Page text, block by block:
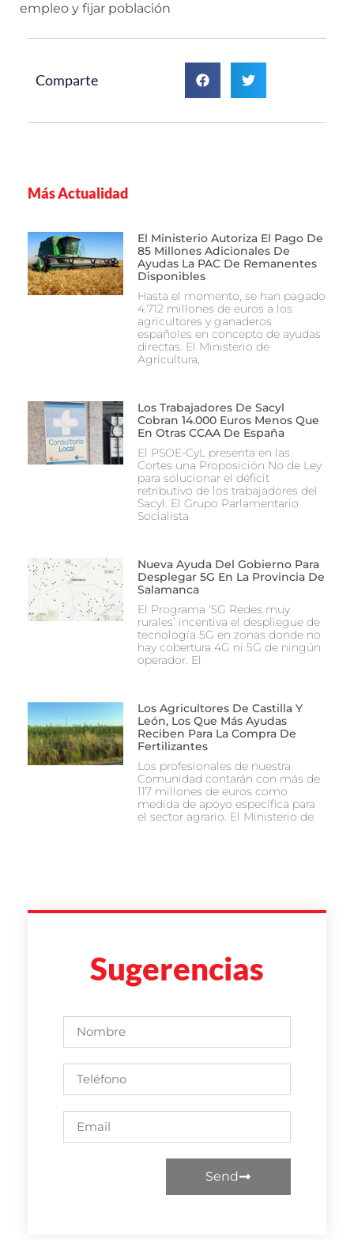
empleo y fijar población
Comparte
Más Actualidad
El Ministerio Autoriza El Pago De
85 Millones Adicionales De
Ayudas La PAC De Remanentes
Disponibles
Hasta el momento, se han pagado
4.712 millones de euros a los
agricultores y ganaderos
españoles en concepto de ayudas
directas. El Ministerio de
Agricultura,
Los Trabajadores De Sacyl
Cobran 14.000 Euros Menos Que
En Otras CCAA De España
El PSOE-CyL presenta en las
Cortes una Proposición No de Ley
para solucionar el déficit
retributivo de los trabajadores del
Sacyl. El Grupo Parlamentario
Socialista
Nueva Ayuda Del Gobierno Para
Desplegar 5G En La Provincia De
Salamanca
El Programa ‘5G Redes muy
rurales’ incentiva el despliegue de
tecnología 5G en zonas donde no
hay cobertura 4G ni 5G de ningún
operador. El
Los Agricultores De Castilla Y
León, Los Que Más Ayudas
Reciben Para La Compra De
Fertilizantes
Los profesionales de nuestra
Comunidad contarán con más de
117 millones de euros como
medida de apoyo específica para
el sector agrario. El Ministerio de
Sugerencias
Send